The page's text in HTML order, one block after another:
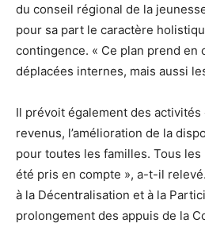
du conseil régional de la
pour sa part le caractère
contingence. « Ce plan prend en
déplacées internes, mais aussi
Il prévoit également des
revenus, l’amélioration de la
pour toutes les familles. Tous
été pris en compte », a-t-il
à la Décentralisation et à la
prolongement des appuis de la